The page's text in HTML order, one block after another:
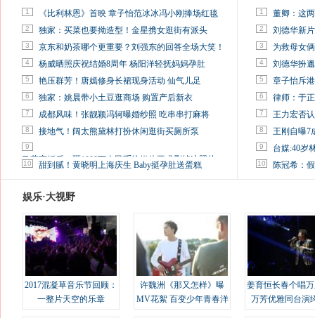
1 《比利林恩》首映 章子怡范冰冰冯小刚捧场红毯
2 独家：买菜也要拗造型！金星携女逛街有派头
3 京东和奶茶哪个更重要？刘强东的回答全场大笑！
4 杨威晒照庆祝结婚8周年 杨阳洋轻抚妈妈孕肚
5 艳压群芳！唐嫣修身长裙现身活动 仙气儿足
6 独家：姚晨带小土豆逛商场 购置产后新衣
7 成都风味！张靓颖冯轲曝婚纱照 吃串串打麻将
8 接地气！阔太熊黛林打扮休闲逛街买厕所泵
9
马蓉离婚后，砸1000万人民币给媒体要求删掉这照片
10 甜到腻！黄晓明上海庆生 Baby挺孕肚送蛋糕
1 董卿：这
2 刘德华新
3 为救母女
4 刘德华扮
5 章子怡斥
6 律师：于
7 王力宏否
8 王刚自曝7
9 台媒:40岁
10 陈冠希：
娱乐·大视野
2017混凝草音乐节回顾：
一整片天空的乐章
许魏洲《那又怎样》曝
MV花絮 百变少年青春洋
姜育恒长春个唱
万芳优雅同台演